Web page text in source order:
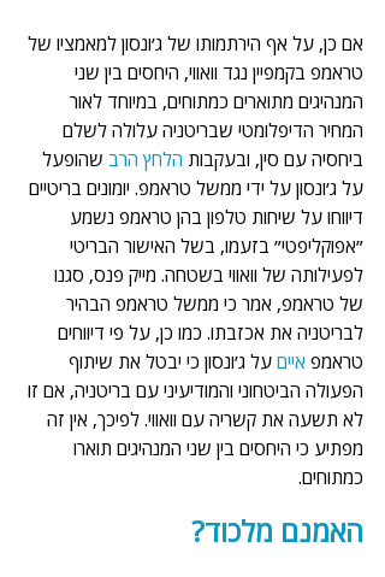
אם כן, על אף הירתמותו של ג׳ונסון למאמציו של
טראמפ בקמפיין נגד וואווי, היחסים בין שני
המנהיגים מתוארים כמתוחים, במיוחד לאור
המחיר הדיפלומטי שבריטניה עלולה לשלם
ביחסיה עם סין, ובעקבות הלחץ הרב שהופעל
על ג׳ונסון על ידי ממשל טראמפ. יומונים בריטיים
דיווחו על שיחות טלפון בהן טראמפ נשמע
״אפוקליפטי״ בזעמו, בשל האישור הבריטי
לפעילותה של וואווי בשטחה. מייק פנס, סגנו
של טראמפ, אמר כי ממשל טראמפ הבהיר
לבריטניה את אכזבתו. כמו כן, על פי דיווחים
טראמפ איים על ג׳ונסון כי יבטל את שיתוף
הפעולה הביטחוני והמודיעיני עם בריטניה, אם זו
לא תשעה את קשריה עם וואווי. לפיכך, אין זה
מפתיע כי היחסים בין שני המנהיגים תוארו
כמתוחים.
האמנם מלכוד?